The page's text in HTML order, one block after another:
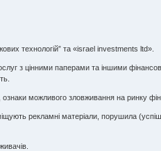
технологій” та «israel investments ltd».
з цінними паперами та іншими
ознаки можливого зловживання на ринку
рекламні матеріали, порушила